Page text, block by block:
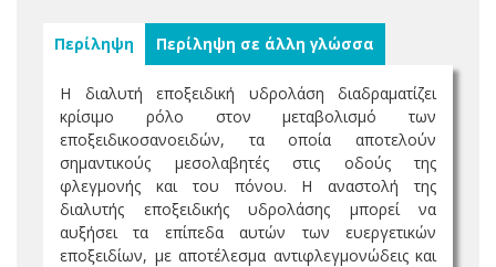
Περίληψη Περίληψη σε άλλη γλώσσα
Η διαλυτή εποξειδική υδρολάση διαδραματίζει
κρίσιμο ρόλο στον μεταβολισμό των
εποξειδικοσανοειδών, τα οποία αποτελούν
σημαντικούς μεσολαβητές στις οδούς της
φλεγμονής και του πόνου. Η αναστολή της
διαλυτής εποξειδικής υδρολάσης μπορεί να
αυξήσει τα επίπεδα αυτών των ευεργετικών
εποξειδίων, με αποτέλεσμα αντιφλεγμονώδεις και